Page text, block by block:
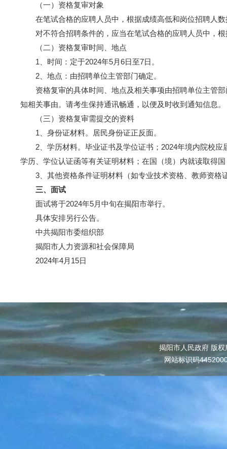
（一）资格复审对象
在笔试合格的应聘人员中，根据成绩高低和岗位招聘人数
对不符合招聘条件的，应当在笔试合格的应聘人员中，根
（二）资格复审时间、地点
1、时间：定于2024年5月6日至7日。
2、地点：由招聘单位主管部门确定。
资格复审的具体时间、地点及相关事项由招聘单位主管部
知相关事由。请考生保持通讯畅通，以便及时收到通知信息。
（三）资格复审需提交的资料
1、身份证材料。居民身份证正反面。
2、学历材料。毕业证书及学位证书；2024年境内院校应
学历、学位认证函等有关证明材料；在国（境）内就读取得
3、其他资格条件证明材料（如专业技术资格、教师资格
三、面试
面试将于2024年5月中旬在揭阳市举行。
具体安排另行公告。
中共揭阳市委组织部
揭阳市人力资源和社会保障局
2024年4月15日
揭阳市人民政府 版
网站标识码